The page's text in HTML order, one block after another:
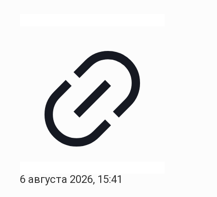
6 августа 2026, 15:41